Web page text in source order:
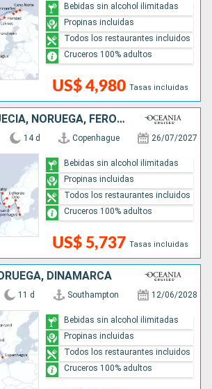
US$ 4,980 Tasas incluidas
Bebidas sin alcohol ilimitadas
Propinas incluidas
Todos los restaurantes incluidos
Cruceros 100% adultos
DINAMARCA, SUECIA, NORUEGA, FÉROES (ISLAS), ISLANDIA
14 d Copenhague 26/07/2027
US$ 5,737 Tasas incluidas
Bebidas sin alcohol ilimitadas
Propinas incluidas
Todos los restaurantes incluidos
Cruceros 100% adultos
DINAMARCA
11 d Southampton 12/06/2028
Bebidas sin alcohol ilimitadas
Propinas incluidas
Todos los restaurantes incluidos
Cruceros 100% adultos